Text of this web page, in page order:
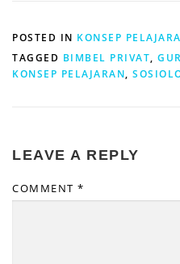
POSTED IN KONSEP
TAGGED BIMBEL PRIVAT,
KONSEP PELAJARAN,
LEAVE A REPLY
COMMENT *